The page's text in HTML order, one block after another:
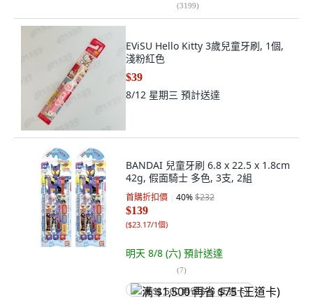
(3199)
EViSU Hello Kitty 3歲兒童牙刷, 1個,
淺粉紅色
$39
8/12 星期三 預計送達
BANDAI 兒童牙刷 6.8 x 22.5 x 1.8cm
42g, 假面騎士 多色, 3支, 2組
首購折扣價 40%$232
$139
($23.17/1個)
明天 8/8 (六) 預計送達
(7)
满 $1,500 再省 $75 (王道卡)